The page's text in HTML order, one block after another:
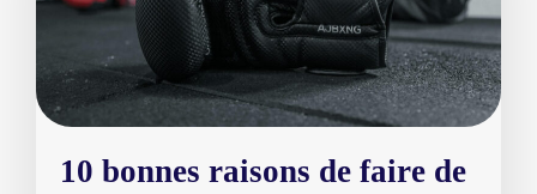
10 bonnes raisons de faire de